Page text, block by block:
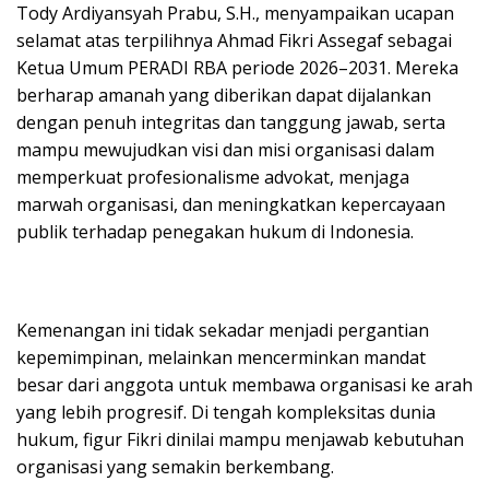
Tody Ardiyansyah Prabu, S.H., menyampaikan ucapan
selamat atas terpilihnya Ahmad Fikri Assegaf sebagai
Ketua Umum PERADI RBA periode 2026–2031. Mereka
berharap amanah yang diberikan dapat dijalankan
dengan penuh integritas dan tanggung jawab, serta
mampu mewujudkan visi dan misi organisasi dalam
memperkuat profesionalisme advokat, menjaga
marwah organisasi, dan meningkatkan kepercayaan
publik terhadap penegakan hukum di Indonesia.
Kemenangan ini tidak sekadar menjadi pergantian
kepemimpinan, melainkan mencerminkan mandat
besar dari anggota untuk membawa organisasi ke arah
yang lebih progresif. Di tengah kompleksitas dunia
hukum, figur Fikri dinilai mampu menjawab kebutuhan
organisasi yang semakin berkembang.